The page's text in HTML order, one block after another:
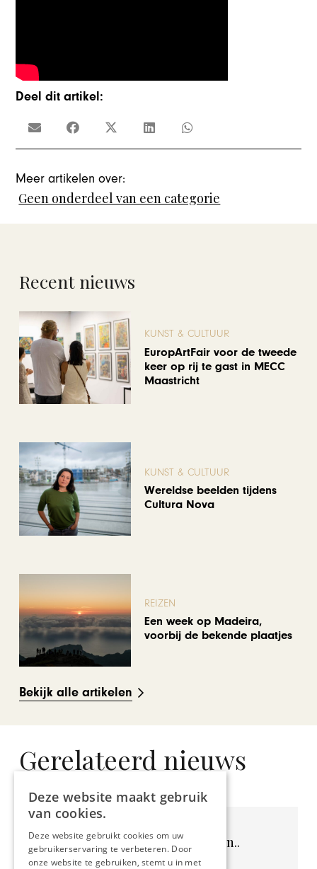
Deel dit artikel:
Meer artikelen over:
Geen onderdeel van een categorie
Recent nieuws
KUNST & CULTUUR
EuropArtFair voor de tweede
keer op rij te gast in MECC
Maastricht
KUNST & CULTUUR
Wereldse beelden tijdens
Cultura Nova
REIZEN
Een week op Madeira,
voorbij de bekende plaatjes
Bekijk alle artikelen
Gerelateerd nieuws
Geen resultaten gevonden..
Deze website maakt gebruik
van cookies.
Deze website gebruikt cookies om uw
gebruikerservaring te verbeteren. Door
onze website te gebruiken, stemt u in met